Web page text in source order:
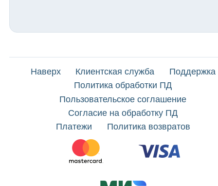
Наверх Клиентская служба
Поддержка
Политика обработки ПД
Пользовательское соглашение
Согласие на обработку ПД
Платежи
Политика возвратов